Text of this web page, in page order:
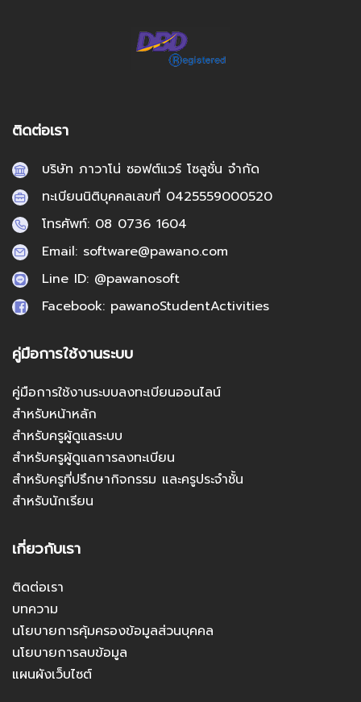
ติดต่อเรา
บริษัท ภาวาโน่ ซอฟต์แวร์ โซลูชั่น จํากัด
ทะเบียนนิติบุคคลเลขที่ 0425559000520
โทรศัพท์: 08 0736 1604
Email: software@pawano.com
Line ID: @pawanosoft
Facebook: pawanoStudentActivities
คู่มือการใช้งานระบบ
คู่มือการใช้งานระบบลงทะเบียนออนไลน์
สำหรับหน้าหลัก
สำหรับครูผู้ดูแลระบบ
สำหรับครูผู้ดูแลการลงทะเบียน
สำหรับครูที่ปรึกษากิจกรรม และครูประจำชั้น
สำหรับนักเรียน
เกี่ยวกับเรา
ติดต่อเรา
บทความ
นโยบายการคุ้มครองข้อมูลส่วนบุคคล
นโยบายการลบข้อมูล
แผนผังเว็บไซต์